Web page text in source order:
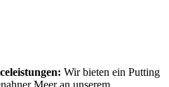
Wir bieten ein Putting
Meer an unserem